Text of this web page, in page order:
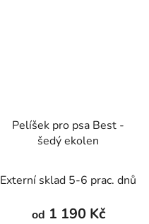
Pelíšek pro psa Best -
šedý ekolen
Externí sklad 5-6 prac. dnů
od 1 190 Kč